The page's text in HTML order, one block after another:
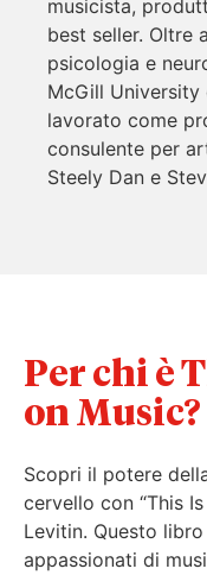
musicista,
best seller. Oltre
psicologia e
McGill University
lavorato come
consulente per
Steely Dan e
Per chi è
on Music?
Scopri il potere
cervello con “This
Levitin. Questo
appassionati di